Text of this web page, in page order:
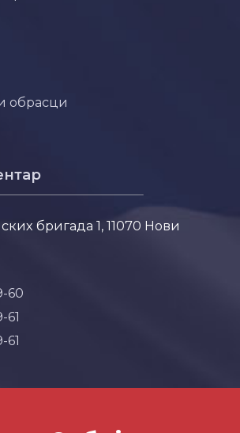
обрасци
бригада 1, 11070 Нови
60
61
61